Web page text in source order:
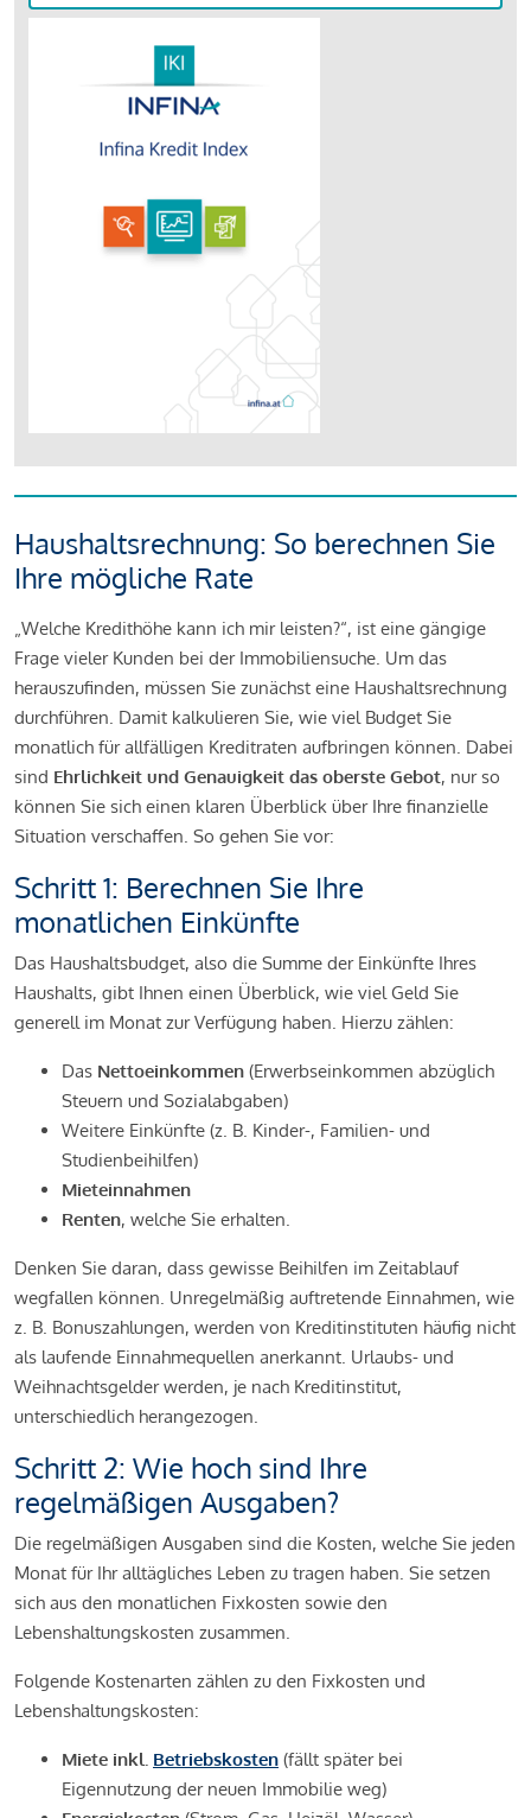
Haushaltsrechnung: So berechnen Sie
Ihre mögliche Rate
„Welche Kredithöhe kann ich mir leisten?“, ist eine gängige
Frage vieler Kunden bei der Immobiliensuche. Um das
herauszufinden, müssen Sie zunächst eine Haushaltsrechnung
durchführen. Damit kalkulieren Sie, wie viel Budget Sie
monatlich für allfälligen Kreditraten aufbringen können. Dabei
sind Ehrlichkeit und Genauigkeit das oberste Gebot, nur so
können Sie sich einen klaren Überblick über Ihre finanzielle
Situation verschaffen. So gehen Sie vor:
Schritt 1: Berechnen Sie Ihre
monatlichen Einkünfte
Das Haushaltsbudget, also die Summe der Einkünfte Ihres
Haushalts, gibt Ihnen einen Überblick, wie viel Geld Sie
generell im Monat zur Verfügung haben. Hierzu zählen:
Das Nettoeinkommen (Erwerbseinkommen abzüglich
Steuern und Sozialabgaben)
Weitere Einkünfte (z. B. Kinder-, Familien- und
Studienbeihilfen)
Mieteinnahmen
Renten, welche Sie erhalten.
Denken Sie daran, dass gewisse Beihilfen im Zeitablauf
wegfallen können. Unregelmäßig auftretende Einnahmen, wie
z. B. Bonuszahlungen, werden von Kreditinstituten häufig nicht
als laufende Einnahmequellen anerkannt. Urlaubs- und
Weihnachtsgelder werden, je nach Kreditinstitut,
unterschiedlich herangezogen.
Schritt 2: Wie hoch sind Ihre
regelmäßigen Ausgaben?
Die regelmäßigen Ausgaben sind die Kosten, welche Sie jeden
Monat für Ihr alltägliches Leben zu tragen haben. Sie setzen
sich aus den monatlichen Fixkosten sowie den
Lebenshaltungskosten zusammen.
Folgende Kostenarten zählen zu den Fixkosten und
Lebenshaltungskosten:
Miete inkl. Betriebskosten (fällt später bei
Eigennutzung der neuen Immobilie weg)